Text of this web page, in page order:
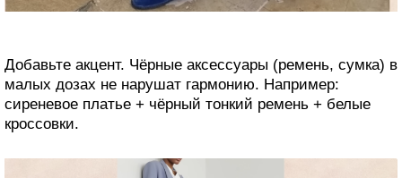
Добавьте акцент. Чёрные аксессуары (ремень, сумка) в
малых дозах не нарушат гармонию. Например:
сиреневое платье + чёрный тонкий ремень + белые
кроссовки.